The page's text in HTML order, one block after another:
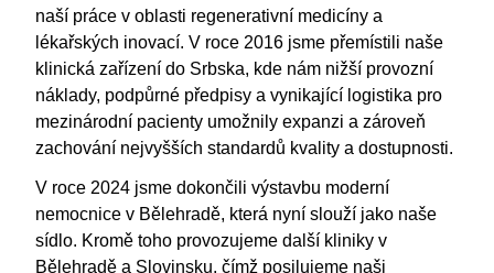
naší práce v oblasti regenerativní medicíny a
lékařských inovací. V roce 2016 jsme přemístili naše
klinická zařízení do Srbska, kde nám nižší provozní
náklady, podpůrné předpisy a vynikající logistika pro
mezinárodní pacienty umožnily expanzi a zároveň
zachování nejvyšších standardů kvality a dostupnosti.
V roce 2024 jsme dokončili výstavbu moderní
nemocnice v Bělehradě, která nyní slouží jako naše
sídlo. Kromě toho provozujeme další kliniky v
Bělehradě a Slovinsku, čímž posilujeme naši